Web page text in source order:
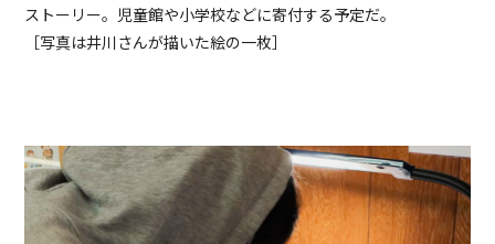
ストーリー。児童館や小学校などに寄付する予定だ。
［写真は井川さんが描いた絵の一枚］